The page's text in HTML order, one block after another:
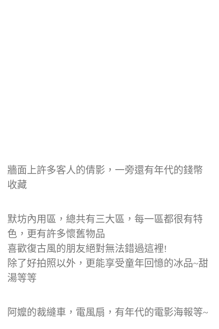
牆面上許多客人的倩影，一旁還有年代的錢幣
收藏
默坊內用區，總共有三大區，每一區都很有特
色，更有許多懷舊物品
喜歡復古風的朋友絕對無法錯過這裡!
除了好拍照以外，更能享受童年回憶的冰品~甜
湯等等
阿嬤的裁縫車，電風扇，有年代的電影海報等~